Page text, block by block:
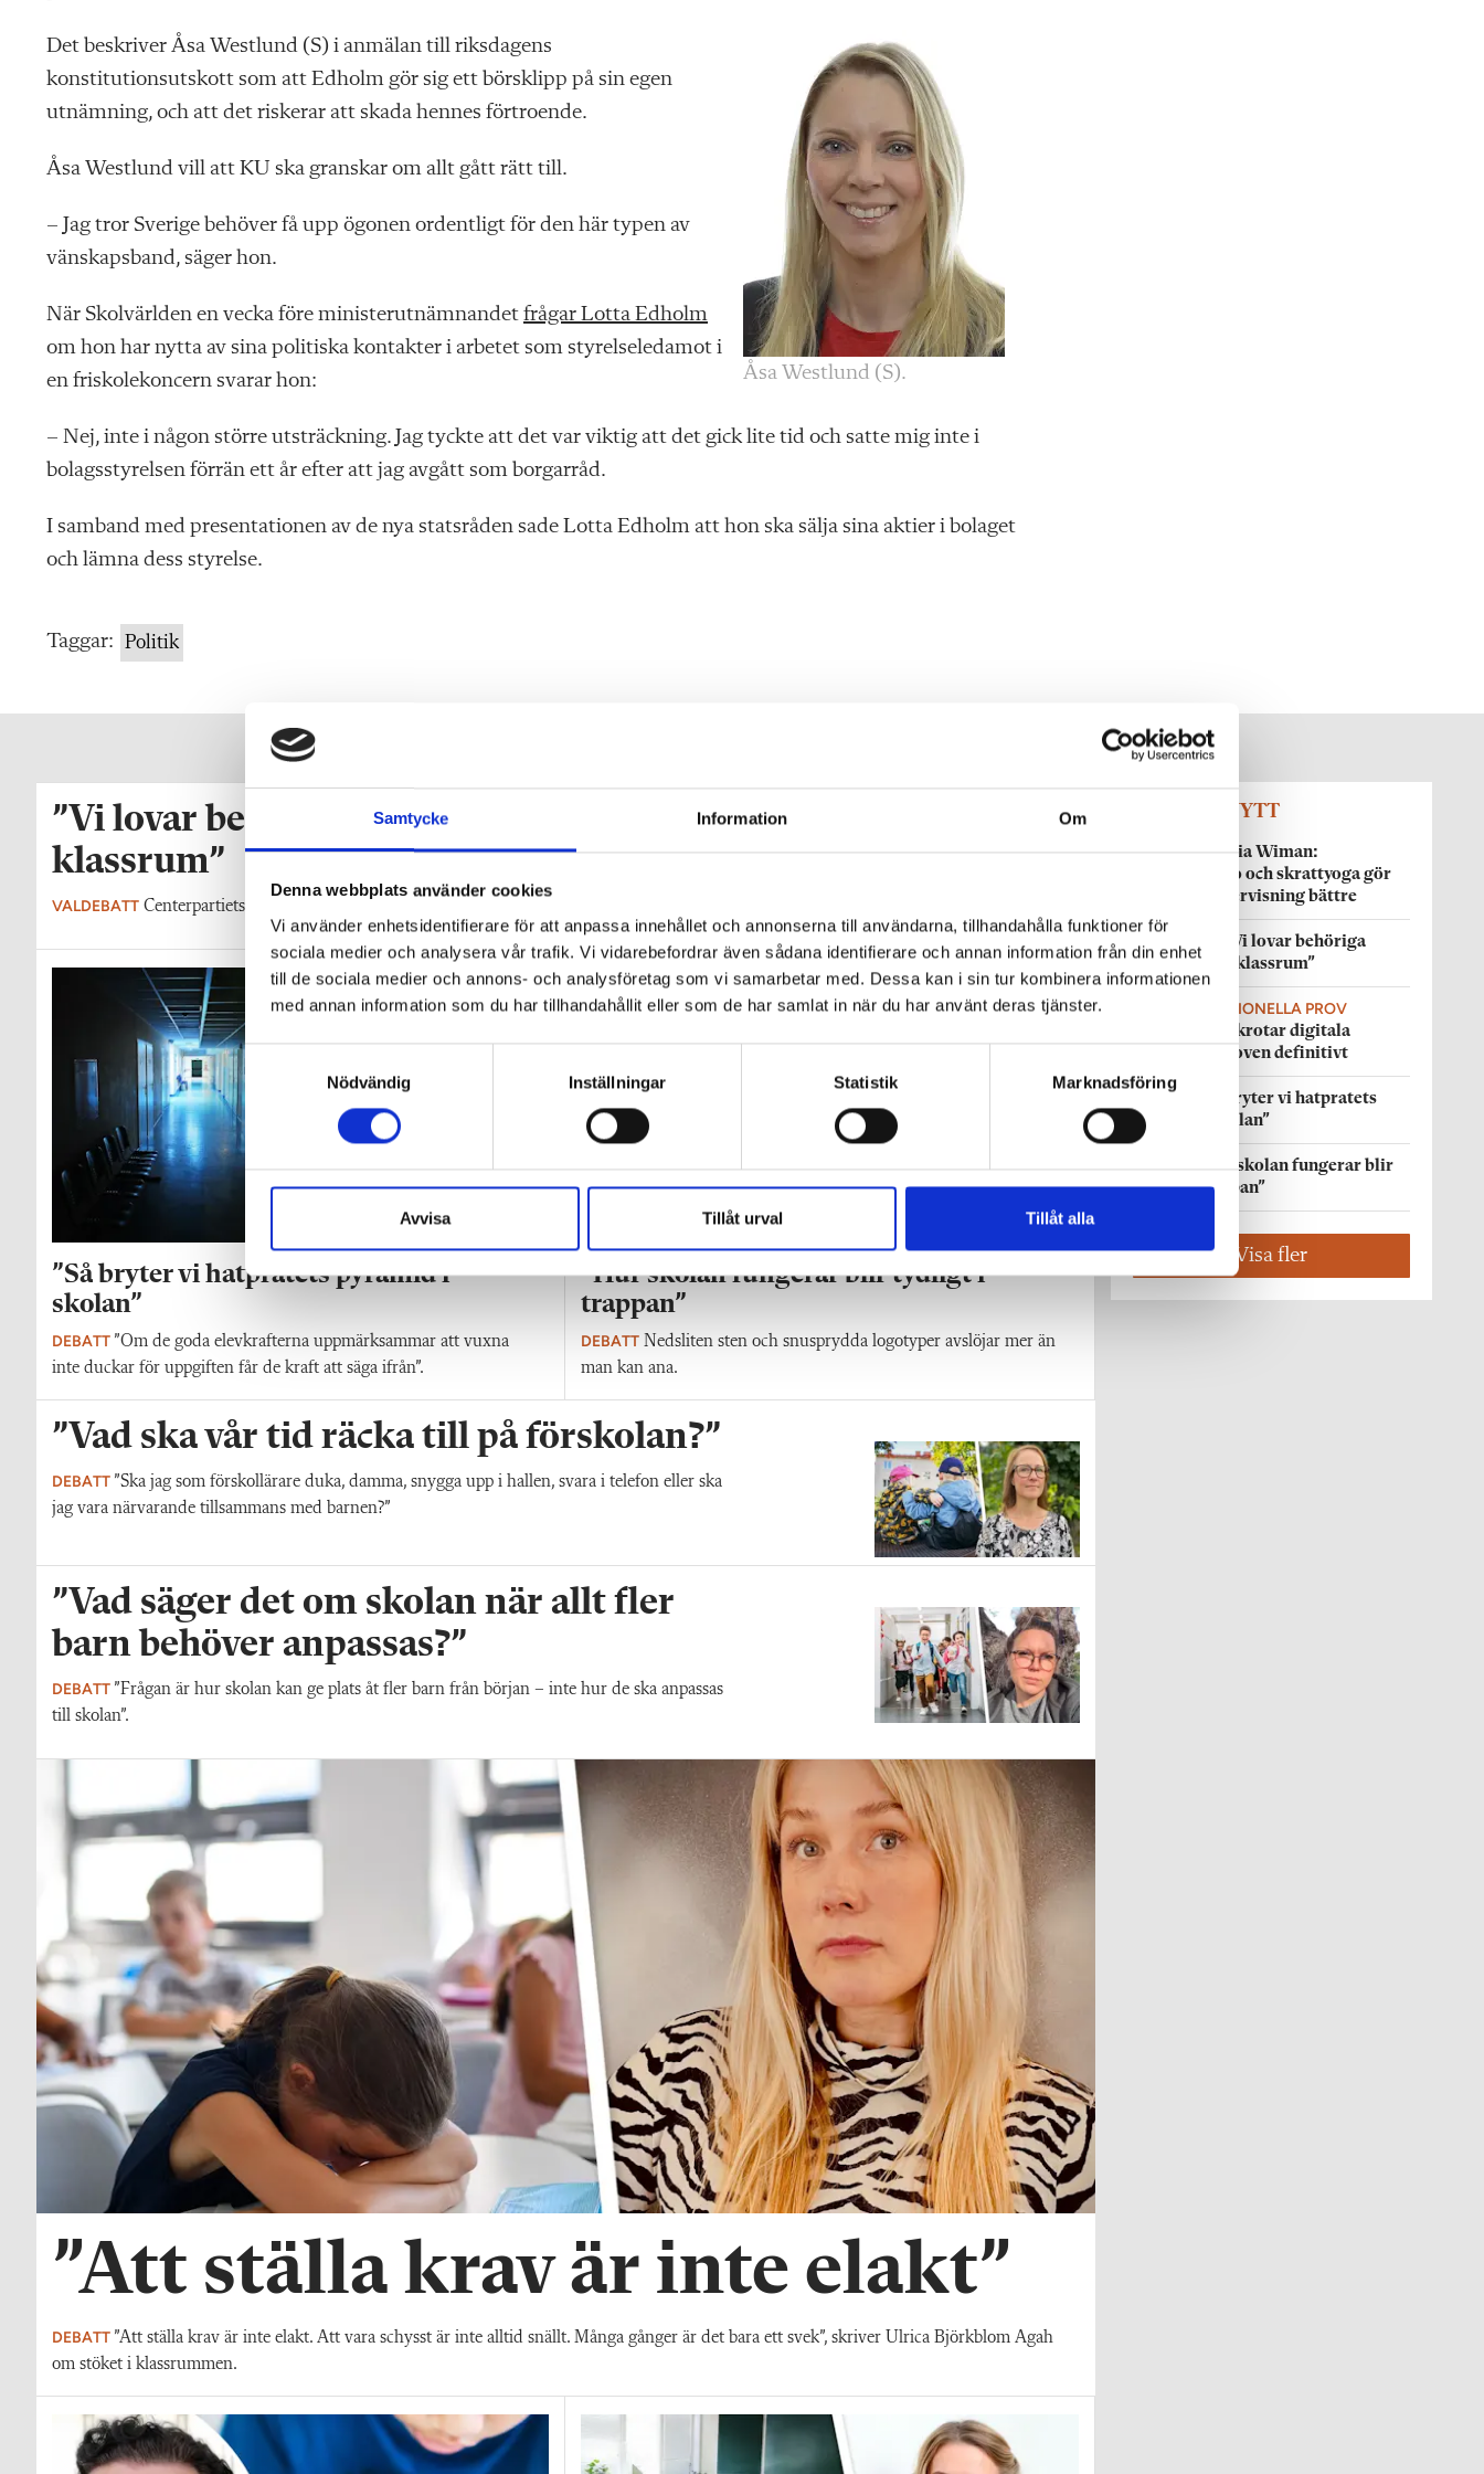
Samtycke Information Om
Denna webbplats använder cookies
Vi använder enhetsidentifierare för att anpassa innehållet och annonserna till användarna, tillhandahålla funktioner för
sociala medier och analysera vår trafik. Vi vidarebefordrar även sådana identifierare och annan information från din enhet
till de sociala medier och annons- och analysföretag som vi samarbetar med. Dessa kan i sin tur kombinera informationen
med annan information som du har tillhandahållit eller som de har samlat in när du har använt deras tjänster.
a
m
y
e
s
v
l
Nödvändig Inställningar Statistik Marknadsföring
Avvisa Tillåt urval Tillåt alla
Åsa Westlund (S).
Det beskriver Åsa Westlund (S) i anmälan till riksdagens
konstitutionsutskott som att Edholm gör sig ett börsklipp på sin egen
utnämning, och att det riskerar att skada hennes förtroende.
Åsa Westlund vill att KU ska granskar om allt gått rätt till.
– Jag tror Sverige behöver få upp ögonen ordentligt för den här typen av
vänskapsband, säger hon.
När Skolvärlden en vecka före ministerutnämnandet frågar Lotta Edholm
om hon har nytta av sina politiska kontakter i arbetet som styrelseledamot i
en friskolekoncern svarar hon:
– Nej, inte i någon större utsträckning. Jag tyckte att det var viktig att det gick lite tid och satte mig inte i
bolagsstyrelsen förrän ett år efter att jag avgått som borgarråd.
I samband med presentationen av de nya statsråden sade Lotta Edholm att hon ska sälja sina aktier i bolaget
och lämna dess styrelse.
Taggar: Politik
”Vi lovar behöriga lärare i varje
klassrum”
VALDEBATT Centerpartiets tioåriga plan: Inga fler obehöriga lärare.
”Så bryter vi hatpratets pyramid i
skolan”
DEBATT ”Om de goda elevkrafterna uppmärksammar att vuxna
inte duckar för uppgiften får de kraft att säga ifrån”.
”Hur skolan fungerar blir tydligt i
trappan”
DEBATT Nedsliten sten och snusprydda logotyper avslöjar mer än
man kan ana.
”Vad ska vår tid räcka till på förskolan?”
DEBATT ”Ska jag som förskollärare duka, damma, snygga upp i hallen, svara i telefon eller ska
jag vara närvarande tillsammans med barnen?”
”Vad säger det om skolan när allt fler
barn behöver anpassas?”
DEBATT ”Frågan är hur skolan kan ge plats åt fler barn från början – inte hur de ska anpassas
till skolan”.
”Att ställa krav är inte elakt”
DEBATT ”Att ställa krav är inte elakt. Att vara schysst är inte alltid snällt. Många gånger är det bara ett svek”, skriver Ulrica Björkblom Agah
om stöket i klassrummen.
SENASTE NYTT
KRÖNIKAMaria Wiman:
Knyppelbingo och skrattyoga gör
inte min undervisning bättre
VALDEBATT
”Vi lovar behöriga
lärare i varje klassrum”
DIGITALA NATIONELLA PROV
Regeringen skrotar digitala
nationella proven definitivt
DEBATT
”Så bryter vi hatpratets
pyramid i skolan”
DEBATT”Hur skolan fungerar blir
tydligt i trappan”
Visa fler